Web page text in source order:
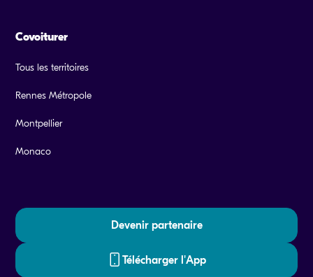
Covoiturer
Tous les territoires
Rennes Métropole
Montpellier
Monaco
Devenir partenaire
Télécharger l'App